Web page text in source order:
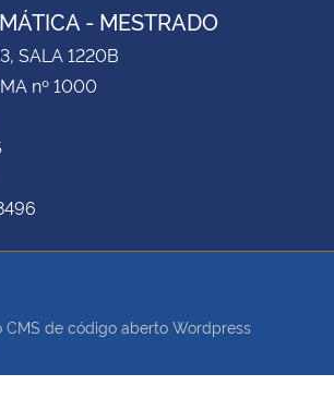
- MESTRADO
SALA 1220B
nº 1000
CMS de código aberto Wordpress